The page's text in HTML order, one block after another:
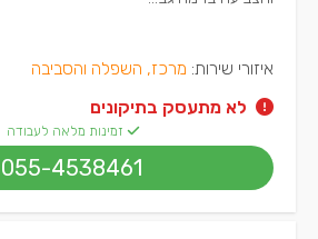
איזורי שירות: מרכז, השפלה והסביבה
לא מתעסק בתיקונים
זמינות מלאה לעבודה
055-4538461